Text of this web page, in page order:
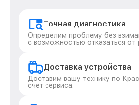
Точная диагностика
Определим проблему без
с возможностью отказаться от
Доставка устройства
Доставим вашу технику по
счет сервиса.